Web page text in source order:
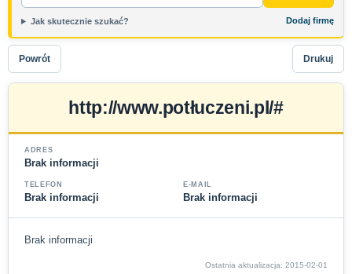
Jak skutecznie szukać? Dodaj firmę
Powrót Drukuj
http://www.potłuczeni.pl/#
ADRES
Brak informacji
TELEFON
Brak informacji
E-MAIL
Brak informacji
Brak informacji
Ostatnia aktualizacja: 2015-02-01